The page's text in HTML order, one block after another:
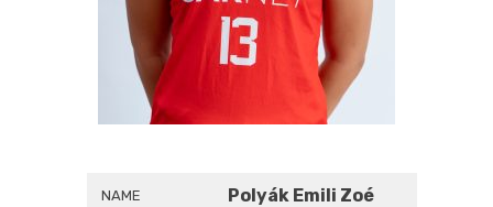
NAME Polyák Emili Zoé